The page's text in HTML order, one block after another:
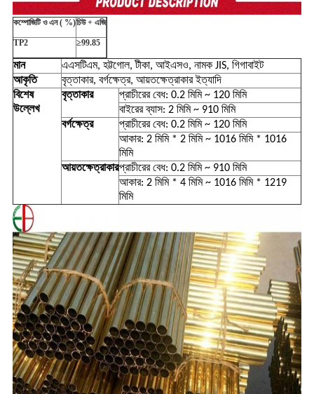
কম্পোজিটি ও এন ( %)চিউ + এজি
TP2 ≥99.85
মান
এএসটিএম, হট্টগোল, টীকা, আইএসও, নামক JIS, গিগাবাইট
আকৃতি
বৃত্তাকার, বর্গক্ষেত্র, আয়তক্ষেত্রাকার ইত্যাদি
বিশেষ
উল্লেখ
বৃত্তাকার
প্রাচীরের বেধ: 0.2 মিমি ~ 120 মিমি
বাইরের ব্যাস: 2 মিমি ~ 910 মিমি
বর্গক্ষেত্র
প্রাচীরের বেধ: 0.2 মিমি ~ 120 মিমি
আকার: 2 মিমি * 2 মিমি ~ 1016 মিমি * 1016
মিমি
আয়তক্ষেত্রাকারপ্রাচীরের বেধ: 0.2 মিমি ~ 910 মিমি
আকার: 2 মিমি * 4 মিমি ~ 1016 মিমি * 1219
মিমি